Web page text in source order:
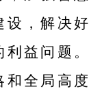
设，解决好
益问题。
和全局高度